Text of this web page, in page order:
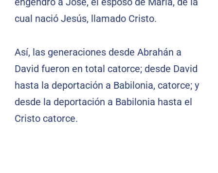
cual nació Jesús, llamado Cristo.
Así, las generaciones desde Abrahán a
David fueron en total catorce; desde David
hasta la deportación a Babilonia, catorce; y
desde la deportación a Babilonia hasta el
Cristo catorce.